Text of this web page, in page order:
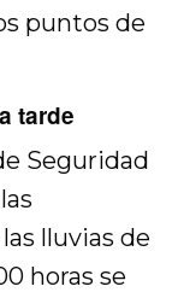
puntos de
tarde
Seguridad
lluvias de
horas se